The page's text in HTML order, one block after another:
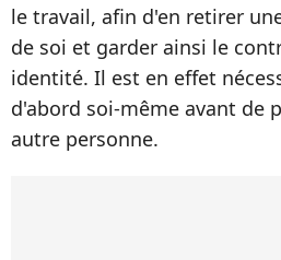
le travail, afin d'en retirer
de soi et garder ainsi le
identité. Il est en effet
d'abord soi-même avant de
autre personne.